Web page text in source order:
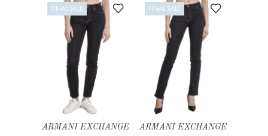
FINAL SALE Dodaj do ulubionych
ARMANI EXCHANGE
FINAL SALE Dodaj do
ARMANI EXCHANGE